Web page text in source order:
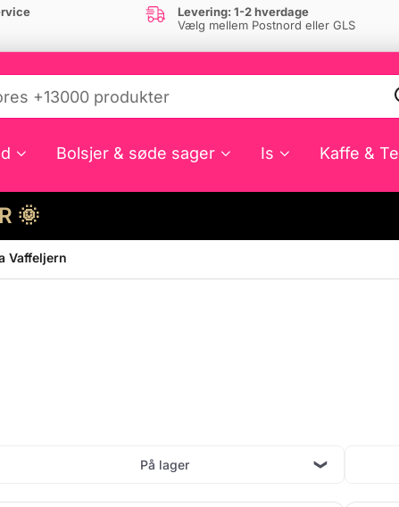
Levering: 1-2 hverdage
Vælg mellem Postnord eller GLS
Bolsjer & søde sager Is Kaffe & Te
🌞
Vaffeljern
På lager